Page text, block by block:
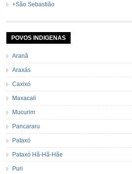
+São Sebastião
POVOS INDIGENAS
Aranã
Araxás
Caxixó
Maxacali
Mucurim
Pancararu
Pataxó
Pataxó Hã-Hã-Hãe
Puri